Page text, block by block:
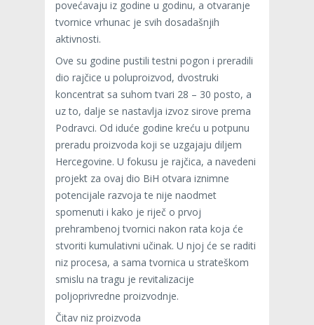
povećavaju iz godine u godinu, a otvaranje
tvornice vrhunac je svih dosadašnjih
aktivnosti.
Ove su godine pustili testni pogon i preradili
dio rajčice u poluproizvod, dvostruki
koncentrat sa suhom tvari 28 – 30 posto, a
uz to, dalje se nastavlja izvoz sirove prema
Podravci. Od iduće godine kreću u potpunu
preradu proizvoda koji se uzgajaju diljem
Hercegovine. U fokusu je rajčica, a navedeni
projekt za ovaj dio BiH otvara iznimne
potencijale razvoja te nije naodmet
spomenuti i kako je riječ o prvoj
prehrambenoj tvornici nakon rata koja će
stvoriti kumulativni učinak. U njoj će se raditi
niz procesa, a sama tvornica u strateškom
smislu na tragu je revitalizacije
poljoprivredne proizvodnje.
Čitav niz proizvoda